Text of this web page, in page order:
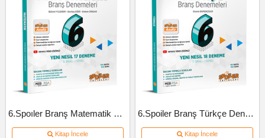
6.Spoıler Branş Matematik Deneme
Kitap İncele
6.Spoiler Branş Türkçe Deneme
Kitap İncele